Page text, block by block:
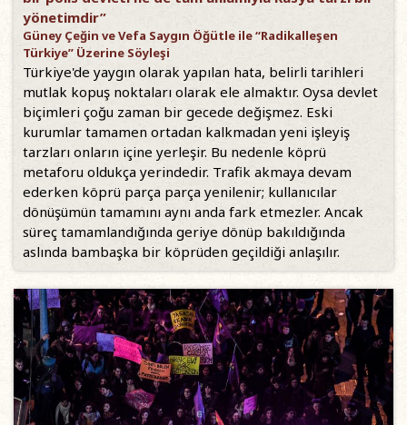
yönetimdir”
Güney Çeğin ve Vefa Saygın Öğütle ile “Radikalleşen
Türkiye” Üzerine Söyleşi
Türkiye'de yaygın olarak yapılan hata, belirli tarihleri
mutlak kopuş noktaları olarak ele almaktır. Oysa devlet
biçimleri çoğu zaman bir gecede değişmez. Eski
kurumlar tamamen ortadan kalkmadan yeni işleyiş
tarzları onların içine yerleşir. Bu nedenle köprü
metaforu oldukça yerindedir. Trafik akmaya devam
ederken köprü parça parça yenilenir; kullanıcılar
dönüşümün tamamını aynı anda fark etmezler. Ancak
süreç tamamlandığında geriye dönüp bakıldığında
aslında bambaşka bir köprüden geçildiği anlaşılır.